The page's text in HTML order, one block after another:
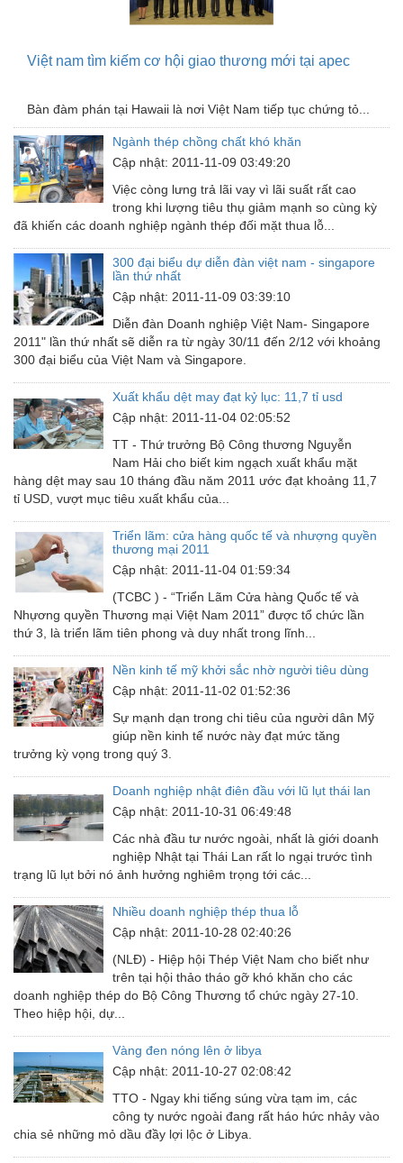
Nồi hơi - Trang thiết bị
Nông nghiệp - Thiết bị
Sắt, thép, inox các loại
Thí nghiệm-Trang thiết bị
Thiết bị chiếu sáng
Thiết bị chống sét
Thiết bị an ninh
Thiết bị công nghiệp
Thiết bị công trình
Thiết bị điện
Thiết bị giáo dục
Thiết bị khác
Thiết bị làm sạch
Thiết bị nhà bếp
Thiết bị nhiệt
Thiêt bị PCCC
Thiết bị truyền động
Thiết bị văn phòng
Thiết bị viễn thông
Tự động hoá
Van - Co các loại
Vật liệu mài mòn
Vật liệu xây dựng
Vòng bi - Bạc đạn
Xe hơi - Phụ tùng
Xe máy - Phụ tùng
Y khoa - Trang thiết bị
Việt nam tìm kiếm cơ hội giao thương mới tại apec
Bàn đàm phán tại Hawaii là nơi Việt Nam tiếp tục chứng tỏ...
Ngành thép chồng chất khó khăn
Cập nhật: 2011-11-09 03:49:20
Việc còng lưng trả lãi vay vì lãi suất rất cao
trong khi lượng tiêu thụ giảm mạnh so cùng kỳ
đã khiến các doanh nghiệp ngành thép đối mặt thua lỗ...
300 đại biểu dự diễn đàn việt nam - singapore
lần thứ nhất
Cập nhật: 2011-11-09 03:39:10
Diễn đàn Doanh nghiệp Việt Nam- Singapore
2011" lần thứ nhất sẽ diễn ra từ ngày 30/11 đến 2/12 với khoảng
300 đại biểu của Việt Nam và Singapore.
Xuất khẩu dệt may đạt kỷ lục: 11,7 tỉ usd
Cập nhật: 2011-11-04 02:05:52
TT - Thứ trưởng Bộ Công thương Nguyễn
Nam Hải cho biết kim ngạch xuất khẩu mặt
hàng dệt may sau 10 tháng đầu năm 2011 ước đạt khoảng 11,7
tỉ USD, vượt mục tiêu xuất khẩu của...
Triển lãm: cửa hàng quốc tế và nhượng quyền
thương mại 2011
Cập nhật: 2011-11-04 01:59:34
(TCBC ) - “Triển Lãm Cửa hàng Quốc tế và
Nhựơng quyền Thương mại Việt Nam 2011” được tổ chức lần
thứ 3, là triển lãm tiên phong và duy nhất trong lĩnh...
Nền kinh tế mỹ khởi sắc nhờ người tiêu dùng
Cập nhật: 2011-11-02 01:52:36
Sự mạnh dạn trong chi tiêu của người dân Mỹ
giúp nền kinh tế nước này đạt mức tăng
trưởng kỳ vọng trong quý 3.
Doanh nghiệp nhật điên đầu với lũ lụt thái lan
Cập nhật: 2011-10-31 06:49:48
Các nhà đầu tư nước ngoài, nhất là giới doanh
nghiệp Nhật tại Thái Lan rất lo ngại trước tình
trạng lũ lụt bởi nó ảnh hưởng nghiêm trọng tới các...
Nhiều doanh nghiệp thép thua lỗ
Cập nhật: 2011-10-28 02:40:26
(NLĐ) - Hiệp hội Thép Việt Nam cho biết như
trên tại hội thảo tháo gỡ khó khăn cho các
doanh nghiệp thép do Bộ Công Thương tổ chức ngày 27-10.
Theo hiệp hội, dự...
Vàng đen nóng lên ở libya
Cập nhật: 2011-10-27 02:08:42
TTO - Ngay khi tiếng súng vừa tạm im, các
công ty nước ngoài đang rất háo hức nhảy vào
chia sẻ những mỏ dầu đầy lợi lộc ở Libya.